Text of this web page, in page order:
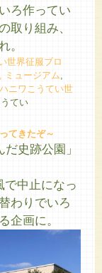
ろ作ってい
取り組み、
。
世界征服ブロ
ミュージアム,
ハニワこうてい世
てい
てきたぞ～
史跡公園」
で中止になっ
わりでいろ
企画に。